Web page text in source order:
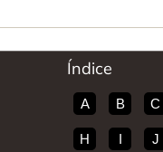
Índice
A B C
H I J